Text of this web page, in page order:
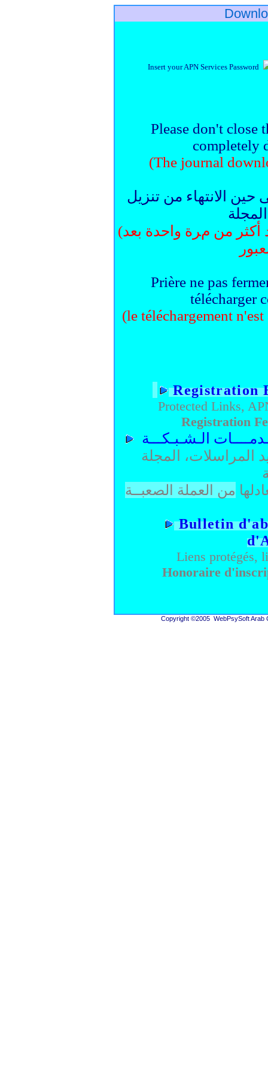
Insert your APN Services Password
Please don't
completely
(The journal
حين الانتهاء من تنزيل
(يتعذر على كل مشترك تنزيل العدد أكثر من مرة واحدة بعد
Prière ne pas
télécharger
(le téléchargement
Registration
Protected Links,
Registration
الـشـبـكـــة
المراسلات، المجلة
من العملة الصعبــة
Bulletin
Liens protégés,
Honoraire
Copyright ©2005 WebPsySoft Arab